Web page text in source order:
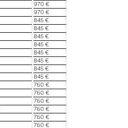
970 €
970 €
845 €
845 €
845 €
845 €
845 €
845 €
845 €
845 €
760 €
760 €
760 €
760 €
760 €
760 €